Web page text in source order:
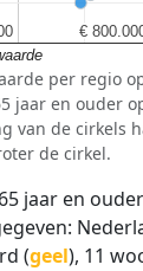
€
€
per regio
jaar en ouder
van de cirkels
de cirkel.
jaar en
(geel), 11